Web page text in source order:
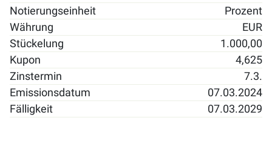
Notierungseinheit
Prozent
Währung
EUR
Stückelung
1.000,00
Kupon
4,625
Zinstermin
7.3.
Emissionsdatum
07.03.2024
Fälligkeit
07.03.2029